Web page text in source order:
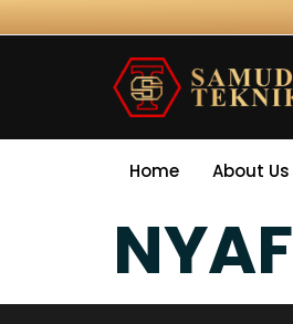
Home About Us
NYAF